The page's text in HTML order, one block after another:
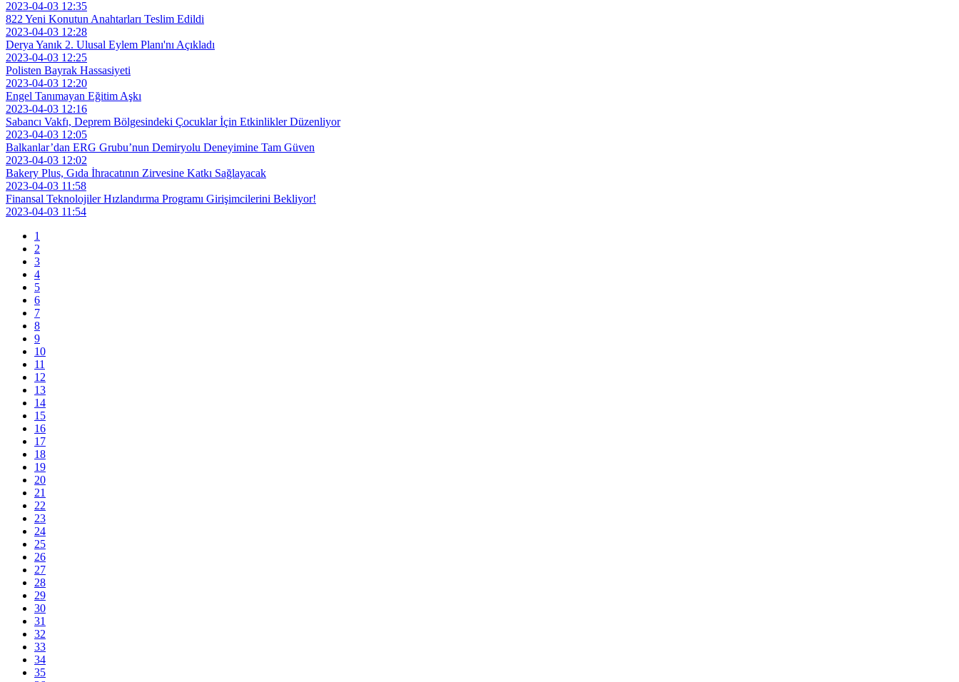
2023-04-03 12:35
822 Yeni Konutun Anahtarları Teslim Edildi
2023-04-03 12:28
Derya Yanık 2. Ulusal Eylem Planı'nı Açıkladı
2023-04-03 12:25
Polisten Bayrak Hassasiyeti
2023-04-03 12:20
Engel Tanımayan Eğitim Aşkı
2023-04-03 12:16
Sabancı Vakfı, Deprem Bölgesindeki Çocuklar İçin Etkinlikler Düzenliyor
2023-04-03 12:05
Balkanlar’dan ERG Grubu’nun Demiryolu Deneyimine Tam Güven
2023-04-03 12:02
Bakery Plus, Gıda İhracatının Zirvesine Katkı Sağlayacak
2023-04-03 11:58
Finansal Teknolojiler Hızlandırma Programı Girişimcilerini Bekliyor!
2023-04-03 11:54
1
2
3
4
5
6
7
8
9
10
11
12
13
14
15
16
17
18
19
20
21
22
23
24
25
26
27
28
29
30
31
32
33
34
35